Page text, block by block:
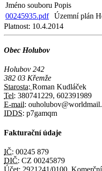
Jméno souboru Popis
00245935.pdf
Územní plán
Platnost: 10.4.2014
Obec Holubov
Holubov 242
382 03 Křemže
Starosta: Roman Kudláček
Tel: 380741229, 602391989
E-mail:
IDDS: p7gamqm
Fakturační údaje
IČ: 00245 879
DIČ: CZ 00245879
Účet: 2921241/0100,